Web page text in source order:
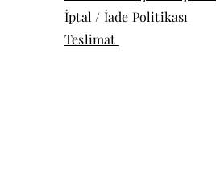
İptal / İade Politikası
Teslimat